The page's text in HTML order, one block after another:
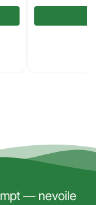
— nevoile